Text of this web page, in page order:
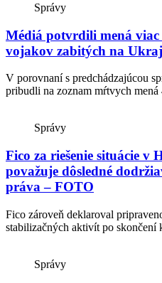
Správy
Médiá potvrdili mená
vojakov zabitých na
V porovnaní s predchádzajúcou
pribudli na zoznam mŕtvych
Správy
Fico za riešenie situácie v
považuje dôsledné
práva – FOTO
Fico zároveň deklaroval
stabilizačných aktivít po skončení
Správy